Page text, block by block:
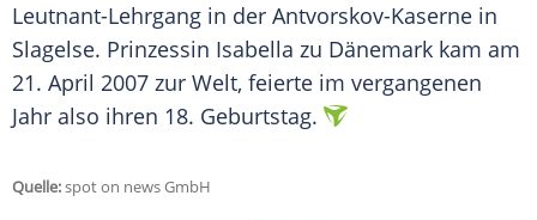
Leutnant-Lehrgang in der Antvorskov-Kaserne in
Slagelse. Prinzessin Isabella zu Dänemark kam am
21. April 2007 zur Welt, feierte im vergangenen
Jahr also ihren 18. Geburtstag.
Quelle:spot on news GmbH